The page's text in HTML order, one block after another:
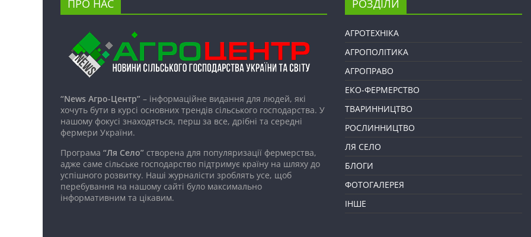
ПРО НАС
“News Агро-Центр” – інформаційне видання для людей, які
хочуть бути в курсі основних трендів сільського господарства. У
нашому фокусі знаходяться, перш за все, дрібні та середні
фермери України.
Програма “Ля Село” створена для популяризації фермерства,
адже саме сільське господарство підтримує країну на шляху до
успішного розвитку. Наші журналісти зроблять усе, щоб
перебування на нашому сайті було максимально
інформативним та цікавим.
РОЗДІЛИ
АГРОТЕХНІКА
АГРОПОЛІТИКА
АГРОПРАВО
ЕКО-ФЕРМЕРСТВО
ТВАРИННИЦТВО
РОСЛИННИЦТВО
ЛЯ СЕЛО
БЛОГИ
ФОТОГАЛЕРЕЯ
ІНШЕ